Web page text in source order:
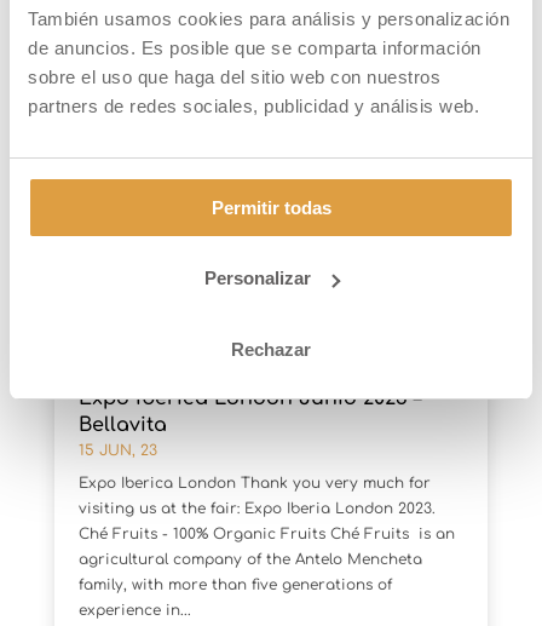
También usamos cookies para análisis y personalización
de anuncios. Es posible que se comparta información
sobre el uso que haga del sitio web con nuestros
partners de redes sociales, publicidad y análisis web.
Permitir todas
Personalizar
Rechazar
PUBLICACIONES RELACIONADAS
Expo Iberica London Junio 2023 –
Bellavita
15 JUN, 23
Expo Iberica London Thank you very much for
visiting us at the fair: Expo Iberia London 2023.
Ché Fruits - 100% Organic Fruits Ché Fruits is an
agricultural company of the Antelo Mencheta
family, with more than five generations of
experience in...